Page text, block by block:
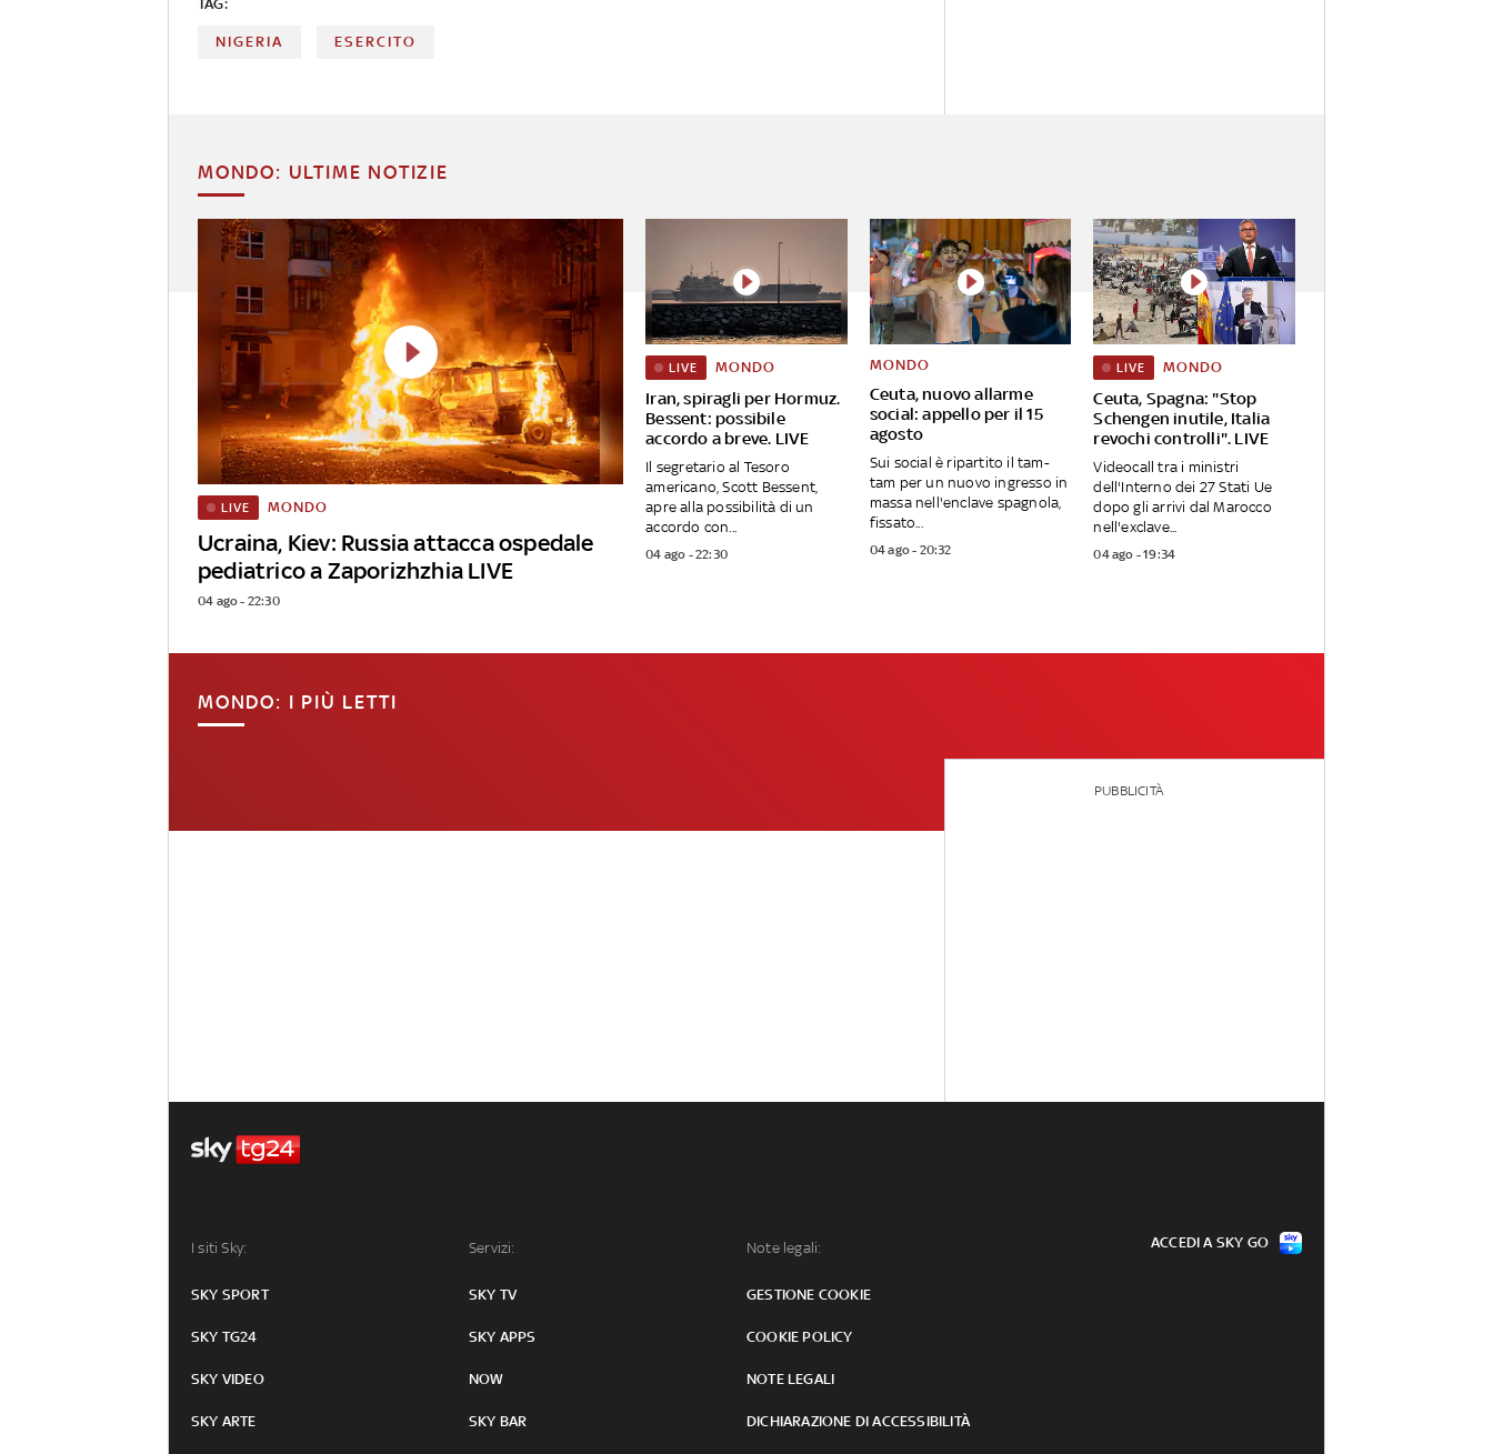
TAG:
NIGERIA ESERCITO
MONDO: ULTIME NOTIZIE
Ucraina, Kiev: Russia attacca ospedale
pediatrico a Zaporizhzhia LIVE
LIVE MONDO
04 ago - 22:30
Iran, spiragli per Hormuz.
Bessent: possibile
accordo a breve. LIVE
LIVE MONDO
Il segretario al Tesoro
americano, Scott Bessent,
apre alla possibilità di un
accordo con...
04 ago - 22:30
Ceuta, nuovo allarme
social: appello per il 15
agosto
MONDO
Sui social è ripartito il tam-
tam per un nuovo ingresso in
massa nell'enclave spagnola,
fissato...
04 ago - 20:32
Ceuta, Spagna: "Stop
Schengen inutile, Italia
revochi controlli". LIVE
LIVE MONDO
Videocall tra i ministri
dell'Interno dei 27 Stati Ue
dopo gli arrivi dal Marocco
nell'exclave...
04 ago - 19:34
MONDO: I PIÙ LETTI
PUBBLICITÀ
I siti Sky:
SKY SPORT
SKY TG24
SKY VIDEO
SKY ARTE
Servizi:
SKY TV
SKY APPS
NOW
SKY BAR
Note legali:
GESTIONE COOKIE
COOKIE POLICY
NOTE LEGALI
DICHIARAZIONE DI ACCESSIBILITÀ
ACCEDI A SKY GO